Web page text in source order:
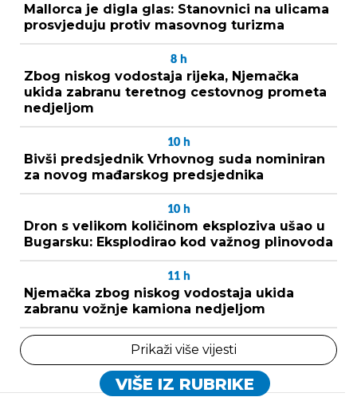
Mallorca je digla glas: Stanovnici na ulicama
prosvjeduju protiv masovnog turizma
8 h
Zbog niskog vodostaja rijeka, Njemačka
ukida zabranu teretnog cestovnog prometa
nedjeljom
10 h
Bivši predsjednik Vrhovnog suda nominiran
za novog mađarskog predsjednika
10 h
Dron s velikom količinom eksploziva ušao u
Bugarsku: Eksplodirao kod važnog plinovoda
11 h
Njemačka zbog niskog vodostaja ukida
zabranu vožnje kamiona nedjeljom
Prikaži više vijesti
VIŠE IZ RUBRIKE